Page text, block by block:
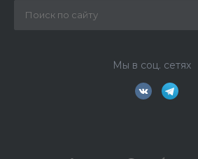
Мы в соц. сетях